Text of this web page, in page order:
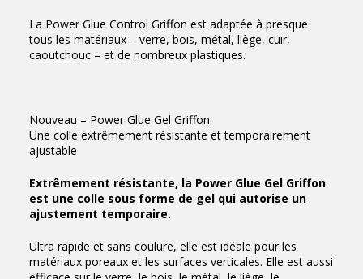
La Power Glue Control Griffon est adaptée à presque
tous les matériaux – verre, bois, métal, liège, cuir,
caoutchouc – et de nombreux plastiques.
Nouveau – Power Glue Gel Griffon
Une colle extrêmement résistante et temporairement
ajustable
Extrêmement résistante, la Power Glue Gel Griffon
est une colle sous forme de gel qui autorise un
ajustement temporaire.
Ultra rapide et sans coulure, elle est idéale pour les
matériaux poreaux et les surfaces verticales. Elle est aussi